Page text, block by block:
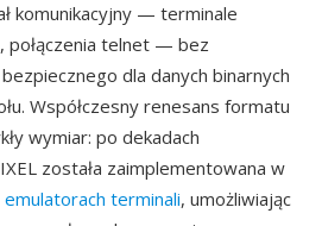
komunikacyjny — terminale
połączenia telnet — bez
dla danych binarnych
Współczesny renesans formatu
wymiar: po dekadach
została zaimplementowana w
emulatorach terminali, umożliwiając